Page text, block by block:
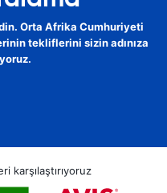
Orta Afrika Cumhuriyeti
tekliflerini sizin adınıza
karşılaştırıyoruz